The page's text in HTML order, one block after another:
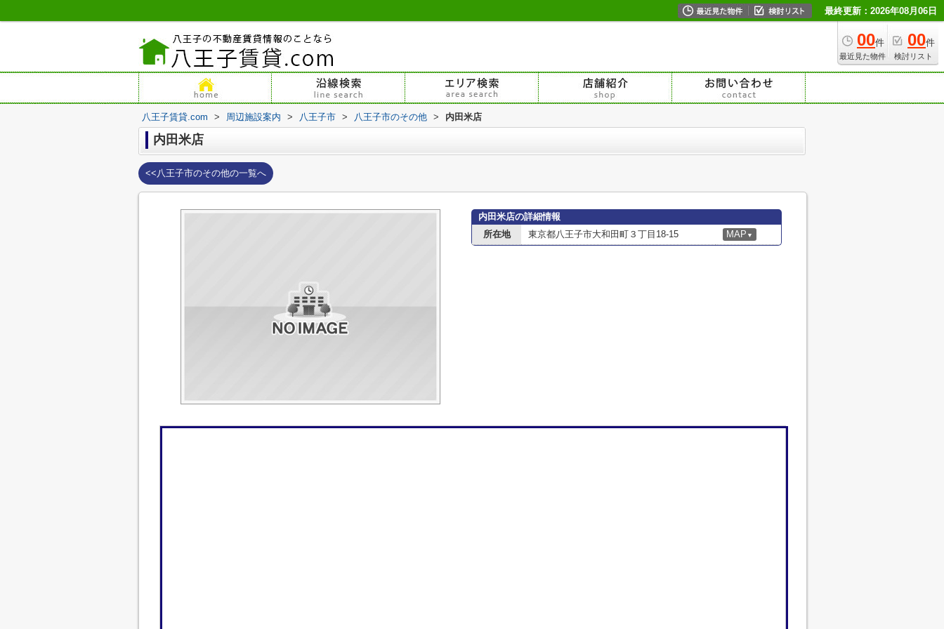
最終更新：2026年08月06日
00件
最近見た物件
00件
検討リスト
八王子賃貸.com > 周辺施設案内 > 八王子市 > 八王子市のその他 > 内田米店
内田米店
<<八王子市のその他の一覧へ
内田米店の詳細情報
所在地
東京都八王子市大和田町３丁目18-15 MAP ▼